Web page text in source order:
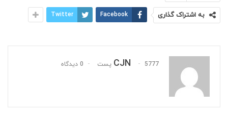
به اشتراک گذاری Facebook
Twitter
CJN 5777 پست 0 دیدگاه